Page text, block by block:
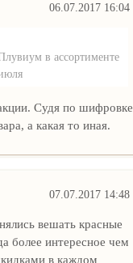
06.07.2017 16:04
в ассортименте
Судя по шифровке
а какая то иная.
07.07.2017 14:48
вешать красные
более интересное чем
в каждом